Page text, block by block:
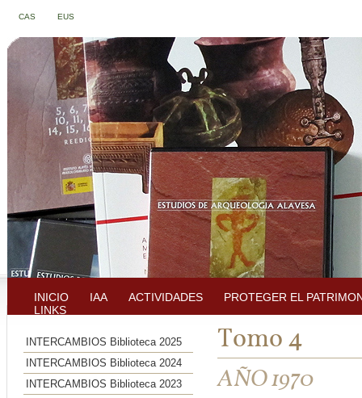
INICIO IAA ACTIVIDADES
PROTEGER EL
LINKS
CAS EUS
INTERCAMBIOS Biblioteca 2025
INTERCAMBIOS Biblioteca 2024
INTERCAMBIOS Biblioteca 2023
Tomo 4
AÑO 1970